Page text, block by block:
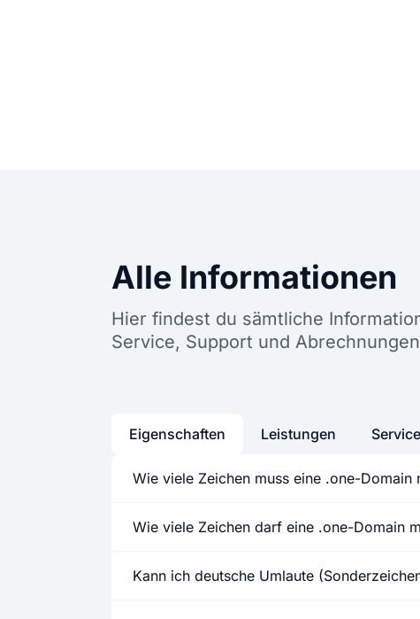
Alle Informationen
Hier findest du sämtliche
Service, Support und
Eigenschaften
Wie viele Zeichen muss eine .one-Domain
Wie viele Zeichen darf eine .one-Domain
Kann ich deutsche Umlaute
Leistungen